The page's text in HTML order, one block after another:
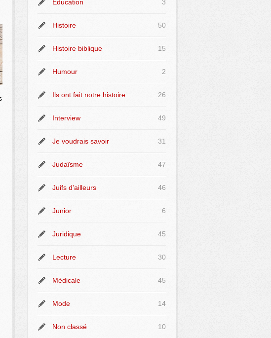
Education 3
Histoire 50
Histoire biblique 15
Humour 2
Ils ont fait notre histoire 26
Interview 49
Je voudrais savoir 31
Judaïsme 47
Juifs d'ailleurs 46
Junior 6
Juridique 45
Lecture 30
Médicale 45
Mode 14
Non classé 10